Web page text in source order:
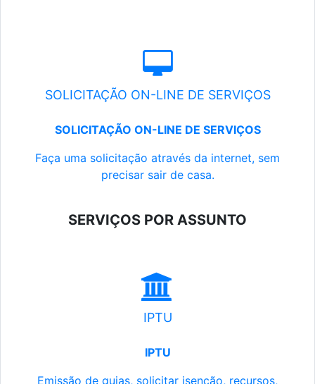
SOLICITAÇÃO ON-LINE DE SERVIÇOS
SOLICITAÇÃO ON-LINE DE SERVIÇOS
Faça uma solicitação através da internet, sem
precisar sair de casa.
SERVIÇOS POR ASSUNTO
IPTU
IPTU
Emissão de guias, solicitar isenção, recursos,